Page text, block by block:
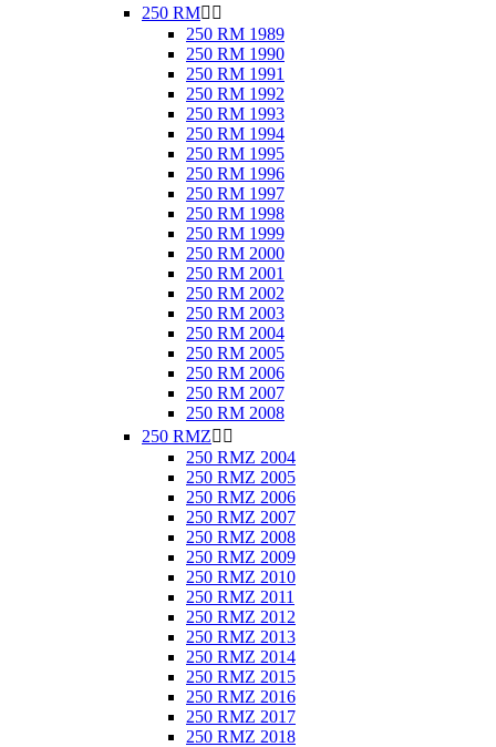
250 RM 
250 RM 1989
250 RM 1990
250 RM 1991
250 RM 1992
250 RM 1993
250 RM 1994
250 RM 1995
250 RM 1996
250 RM 1997
250 RM 1998
250 RM 1999
250 RM 2000
250 RM 2001
250 RM 2002
250 RM 2003
250 RM 2004
250 RM 2005
250 RM 2006
250 RM 2007
250 RM 2008
250 RMZ 
250 RMZ 2004
250 RMZ 2005
250 RMZ 2006
250 RMZ 2007
250 RMZ 2008
250 RMZ 2009
250 RMZ 2010
250 RMZ 2011
250 RMZ 2012
250 RMZ 2013
250 RMZ 2014
250 RMZ 2015
250 RMZ 2016
250 RMZ 2017
250 RMZ 2018